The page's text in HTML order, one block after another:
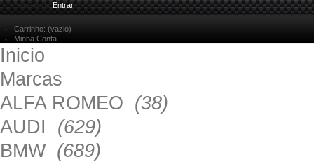
Bem-vindoEntrar
Carrinho: (vazio)
Minha Conta
Inicio
Marcas
ALFA ROMEO (38)
AUDI (629)
BMW (689)